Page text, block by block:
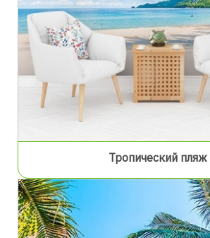
Тропический пляж